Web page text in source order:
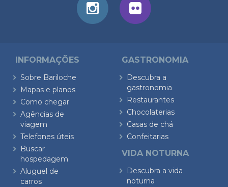
INFORMAÇÕES
Sobre Bariloche
Mapas e planos
Como chegar
Agências de
viagem
Telefones úteis
Buscar
hospedagem
Aluguel de
carros
GASTRONOMIA
Descubra a
gastronomia
Restaurantes
Chocolaterias
Casas de chá
Confeitarias
VIDA NOTURNA
Descubra a vida
noturna